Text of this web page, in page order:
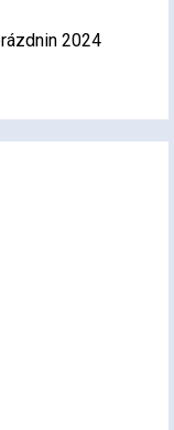
2024